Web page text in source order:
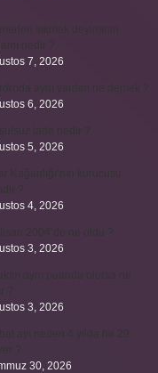
7, 2026
6, 2026
5, 2026
4, 2026
3, 2026
3, 2026
30, 2026